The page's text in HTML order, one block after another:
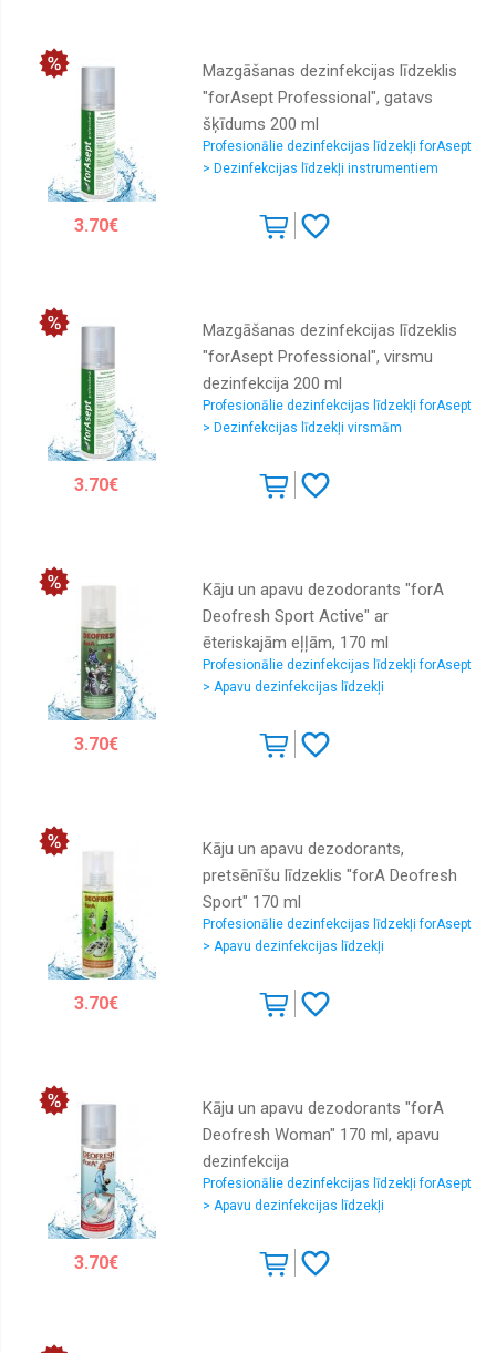
Mazgāšanas dezinfekcijas līdzeklis
"forAsept Professional", gatavs
šķīdums 200 ml
Profesionālie dezinfekcijas līdzekļi forAsept
> Dezinfekcijas līdzekļi instrumentiem
3.70€
Mazgāšanas dezinfekcijas līdzeklis
"forAsept Professional", virsmu
dezinfekcija 200 ml
Profesionālie dezinfekcijas līdzekļi forAsept
> Dezinfekcijas līdzekļi virsmām
3.70€
Kāju un apavu dezodorants "forA
Deofresh Sport Active" ar
ēteriskajām eļļām, 170 ml
Profesionālie dezinfekcijas līdzekļi forAsept
> Apavu dezinfekcijas līdzekļi
3.70€
Kāju un apavu dezodorants,
pretsēnīšu līdzeklis "forA Deofresh
Sport" 170 ml
Profesionālie dezinfekcijas līdzekļi forAsept
> Apavu dezinfekcijas līdzekļi
3.70€
Kāju un apavu dezodorants "forA
Deofresh Woman" 170 ml, apavu
dezinfekcija
Profesionālie dezinfekcijas līdzekļi forAsept
> Apavu dezinfekcijas līdzekļi
3.70€